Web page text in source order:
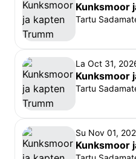
Kunksmoor
Tartu
La Oct 31,
Kunksmoor
Tartu
Su Nov 01,
Kunksmoor